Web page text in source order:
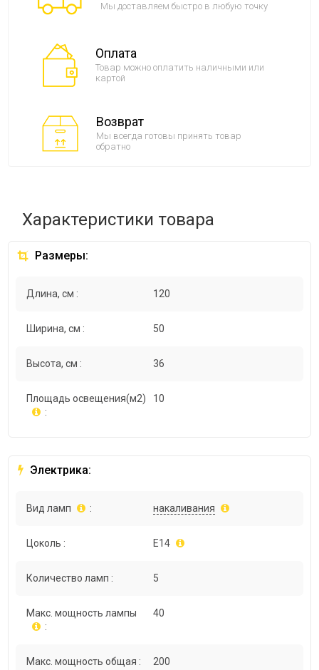
Мы доставляем быстро в любую точку
Оплата
Товар можно оплатить наличными или
картой
Возврат
Мы всегда готовы принять товар
обратно
Характеристики товара
Размеры:
Длина, см : 120
Ширина, см : 50
Высота, см : 36
Площадь освещения(м2)
:
10
Электрика:
Вид ламп : накаливания
Цоколь : E14
Количество ламп : 5
Макс. мощность лампы
:
40
Макс. мощность общая : 200